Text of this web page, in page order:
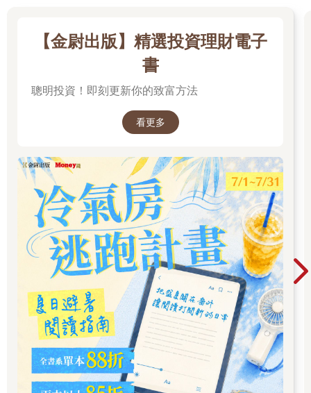
至於是否符合股權控制要件，可參考下表合併計算股權控制比
率。個人直接持有、透過關係企業間接持有、透過關係人及被利
用名義之人間接持有，三者合併計算之股權控制比率達50％上者
就符合股權控制要件。
個人或公司對「關係人」的定義略有不同。個人部分，關係人指
（一）關係企業，指個人與國內外營利事業相互間有下列5項關係
1.個人直接或間接持有營利事業有表決權之股份或資本額，達該
營利事業已發行有表決權之股份總數或資本總額20％以上。
2.個人持有營利事業有表決權之股份總數或資本總額百分比為最
高且達10％以上。
3.個人直接或間接持有之股份總數或資本總額超過50％之營利事
業，派任於另一營利事業之董事，合計達該另一營利事業董事總
席次半數以上。
4.個人、配偶或二親等以內親屬擔任營利事業之董事長、總經理
或與其相當或更高層級之職位。
5.其他足資證明個人對營利事業具有控制能力或在人事、財務、
業務經營或管理政策上具有重大影響力之情形。
（二）關係企業以外之關係人，指與個人有下列10項關係之國內
【金尉出版】精選投資理財電子
書
聰明投資！即刻更新你的致富方法
看更多